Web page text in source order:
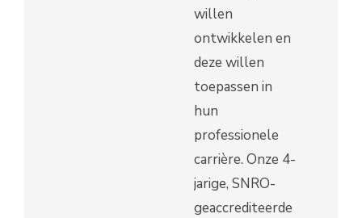
willen
ontwikkelen en
deze willen
toepassen in
hun
professionele
carrière. Onze 4-
jarige, SNRO-
geaccrediteerde